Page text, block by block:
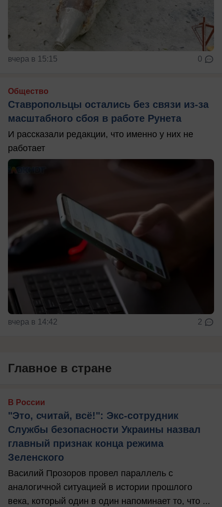
вчера в 15:15 0
Общество
Ставропольцы остались без связи из-за
масштабного сбоя в работе Рунета
И рассказали редакции, что именно у них не
работает
вчера в 14:42 2
Главное в стране
В России
"Это, считай, всё!": Экс-сотрудник
Службы безопасности Украины назвал
главный признак конца режима
Зеленского
Василий Прозоров провел параллель с
аналогичной ситуацией в истории прошлого
века, который один в один напоминает то, что ...